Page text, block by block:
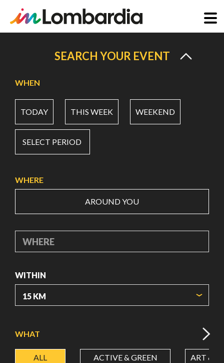
content
SEARCH YOUR EVENT
WHEN
TODAY THIS WEEK WEEKEND
SELECT PERIOD
WHERE
AROUND YOU
WHERE
WITHIN
LATITUDE
WHAT
ALL ACTIVE & GREEN ART &